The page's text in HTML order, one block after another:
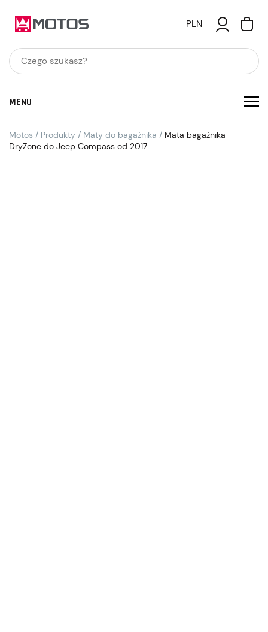
PLN
MENU
Motos / Produkty / Maty do bagażnika / Mata bagażnika
DryZone do Jeep Compass od 2017